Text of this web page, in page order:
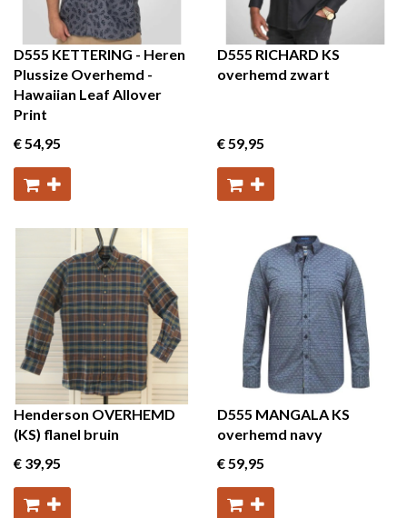
D555 KETTERING - Heren
Plussize Overhemd -
Hawaiian Leaf Allover
Print
€ 54,95
D555 RICHARD KS
overhemd zwart
€ 59,95
Henderson OVERHEMD
(KS) flanel bruin
€ 39,95
D555 MANGALA KS
overhemd navy
€ 59,95